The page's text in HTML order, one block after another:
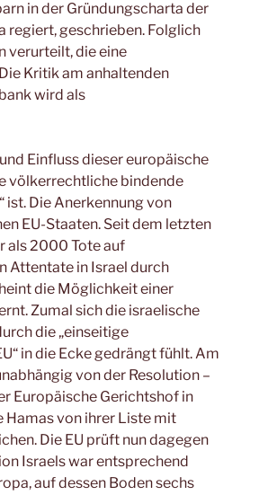
in der Gründungscharta der
regiert, geschrieben. Folglich
verurteilt, die eine
Kritik am anhaltenden
wird als
Einfluss dieser europäische
völkerrechtliche bindende
ist. Die Anerkennung von
EU-Staaten. Seit dem letzten
als 2000 Tote auf
Attentate in Israel durch
die Möglichkeit einer
Zumal sich die israelische
die „einseitige
in die Ecke gedrängt fühlt. Am
von der Resolution –
Europäische Gerichtshof in
Hamas von ihrer Liste mit
Die EU prüft nun dagegen
Israels war entsprechend
auf dessen Boden sechs